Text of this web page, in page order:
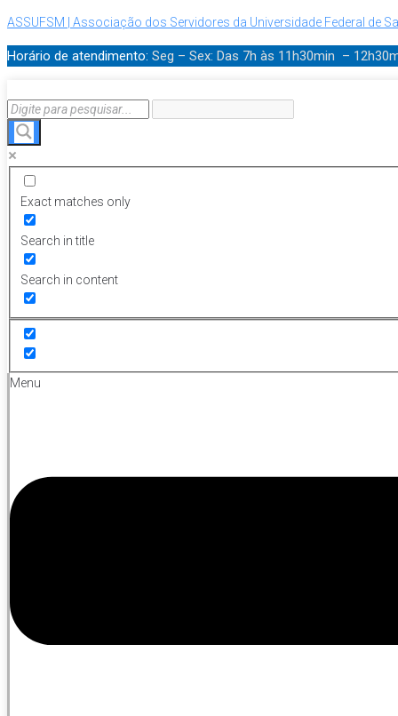
ASSUFSM | Associação dos Servidores da Universidade Federal de
Horário de atendimento: Seg – Sex: Das 7h às 11h30min –
Exact matches only
Search in title
Search in content
Menu